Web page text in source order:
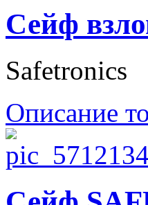
Сейф
Safetronics
Описание